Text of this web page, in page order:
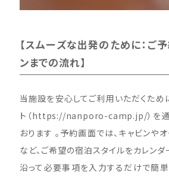
【スムーズな出発のために：ご
ンまでの流れ】
当施設を安心してご利用いただくため
ト（https://nanporo-camp.jp/）を
おります 。予約画面では、キャビンやオ
など、ご希望の宿泊スタイルをカレン
沿って必要事項を入力するだけで簡